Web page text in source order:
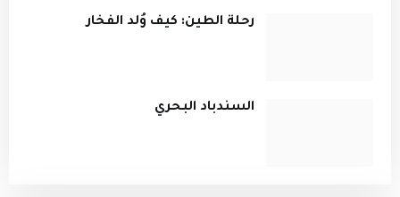
رحلة الطين: كيف وُلد الفخار
السندباد البحري